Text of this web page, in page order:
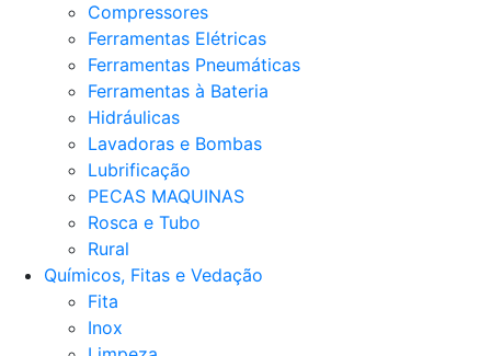
Compressores
Ferramentas Elétricas
Ferramentas Pneumáticas
Ferramentas à Bateria
Hidráulicas
Lavadoras e Bombas
Lubrificação
PECAS MAQUINAS
Rosca e Tubo
Rural
Químicos, Fitas e Vedação
Fita
Inox